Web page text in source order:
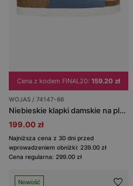
Cena z kodem FINAL20: 159.20 zł
WOJAS / 74147-66
Niebieskie klapki damskie na platformie z korka
199.00 zł
Najniższa cena z 30 dni przed
wprowadzeniem obniżki: 239.00 zł
Cena regularna: 299.00 zł
Nowość